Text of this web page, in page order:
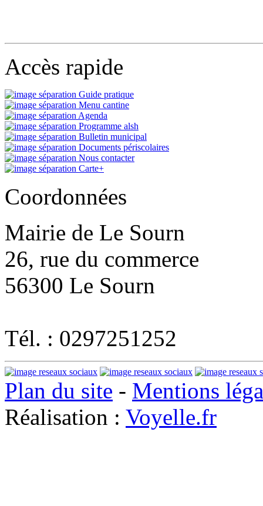
Accès rapide
Guide pratique
Menu cantine
Agenda
Programme alsh
Bulletin municipal
Documents périscolaires
Nous contacter
Carte+
Coordonnées
Mairie de Le Sourn
26, rue du commerce
56300 Le Sourn
Tél. : 0297251252
Plan du site - Mentions
Réalisation : Voyelle.fr